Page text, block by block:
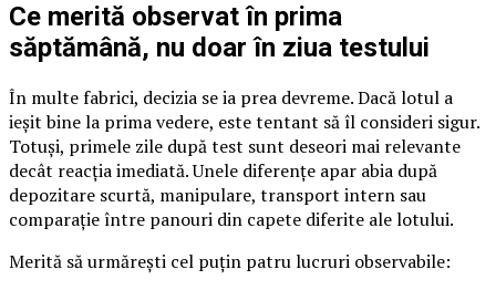
Ce merită observat în prima
săptămână, nu doar în ziua testului
În multe fabrici, decizia se ia prea devreme. Dacă lotul a
ieșit bine la prima vedere, este tentant să îl consideri sigur.
Totuși, primele zile după test sunt deseori mai relevante
decât reacția imediată. Unele diferențe apar abia după
depozitare scurtă, manipulare, transport intern sau
comparație între panouri din capete diferite ale lotului.
Merită să urmărești cel puțin patru lucruri observabile: